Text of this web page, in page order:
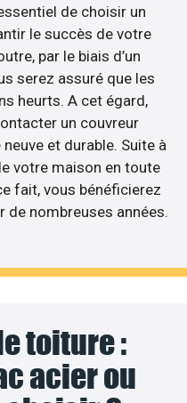
de choisir un
le succès de votre
par le biais d’un
serez assuré que les
heurts. A cet égard,
un couvreur
et durable. Suite à
votre maison en toute
fait, vous bénéficierez
de nombreuses années.
toiture :
acier ou